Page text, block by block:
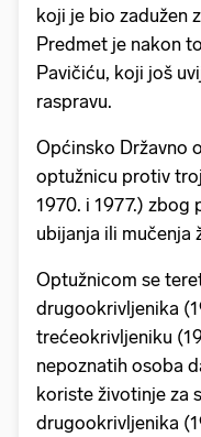
koji je bio zadužen
Predmet je nakon
Pavičiću, koji još
raspravu.
Općinsko Državno
optužnicu protiv
1970. i 1977.) zbog
ubijanja ili mučenja
Optužnicom se
drugookrivljenika
trećeokrivljeniku
nepoznatih osoba
koriste životinje za
drugookrivljenika